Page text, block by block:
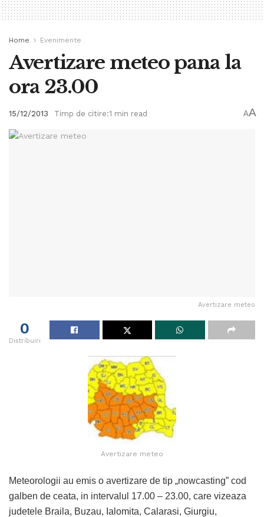
Home Evenimente
Avertizare meteo pana la
ora 23.00
15/12/2013 Timp de citire:1 min read AA
Avertizare meteo
0
Distribuiri
Avertizare meteo
Meteorologii au emis o avertizare de tip „nowcasting” cod
galben de ceata, in intervalul 17.00 – 23.00, care vizeaza
judetele Braila, Buzau, Ialomita, Calarasi, Giurgiu,